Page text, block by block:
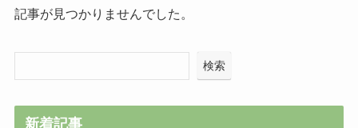
記事が見つかりませんでした。
検索
新着記事